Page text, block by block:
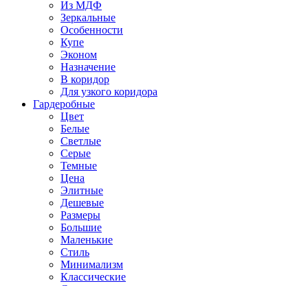
Из МДФ
Зеркальные
Особенности
Купе
Эконом
Назначение
В коридор
Для узкого коридора
Гардеробные
Цвет
Белые
Светлые
Серые
Темные
Цена
Элитные
Дешевые
Размеры
Большие
Маленькие
Стиль
Минимализм
Классические